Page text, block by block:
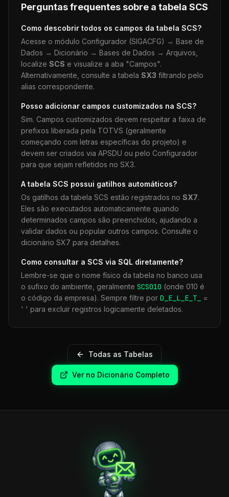
Perguntas frequentes sobre a tabela SCS
Como descobrir todos os campos da tabela SCS?
Acesse o módulo Configurador (SIGACFG) → Base de
Dados → Dicionário → Bases de Dados → Arquivos,
localize SCS e visualize a aba "Campos".
Alternativamente, consulte a tabela SX3 filtrando pelo
alias correspondente.
Posso adicionar campos customizados na SCS?
Sim. Campos customizados devem respeitar a faixa de
prefixos liberada pela TOTVS (geralmente
começando com letras específicas do projeto) e
devem ser criados via APSDU ou pelo Configurador
para que sejam refletidos no SX3.
A tabela SCS possui gatilhos automáticos?
Os gatilhos da tabela SCS estão registrados no SX7.
Eles são executados automaticamente quando
determinados campos são preenchidos, ajudando a
validar dados ou popular outros campos. Consulte o
dicionário SX7 para detalhes.
Como consultar a SCS via SQL diretamente?
Lembre-se que o nome físico da tabela no banco usa
o sufixo do ambiente, geralmente SCS010 (onde 010 é
o código da empresa). Sempre filtre por D_E_L_E_T_
=
' ' para excluir registros logicamente deletados.
Todas as Tabelas
Ver no Dicionário Completo